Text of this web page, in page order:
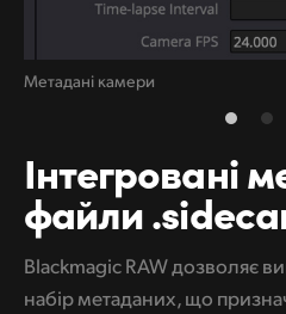
Метадані камери
Інтегровані
файли
Blackmagic RAW дозволяє
набір метаданих, що